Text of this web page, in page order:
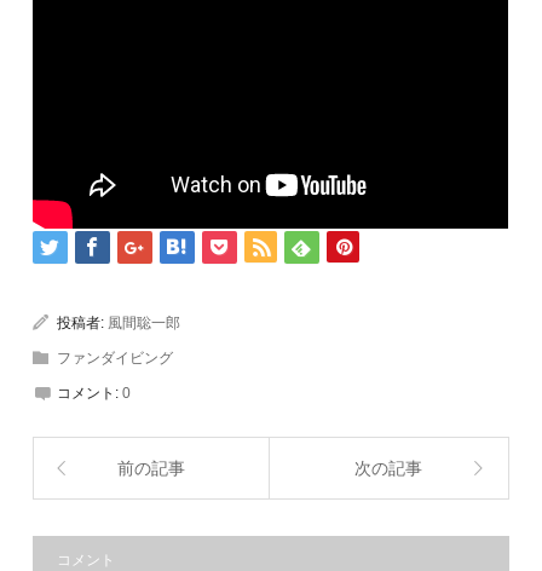
投稿者: 風間聡一郎
ファンダイビング
コメント:0
前の記事 次の記事
コメント